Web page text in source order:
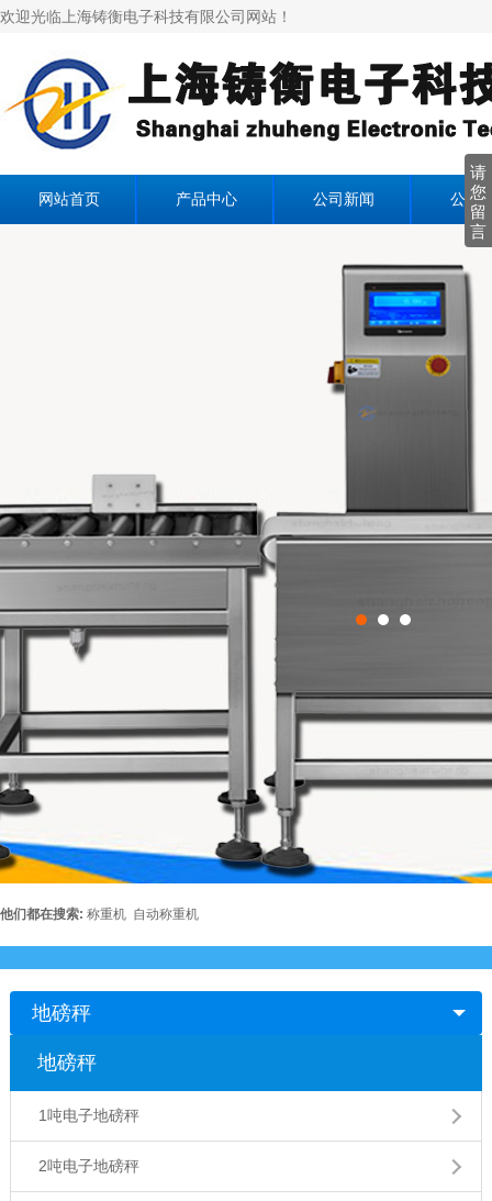
欢迎光临上海铸衡电子科技有限公司网站！
网站首页 产品中心 公司新闻 公司
他们都在搜索: 称重机 自动称重机
地磅秤
地磅秤
1吨电子地磅秤
2吨电子地磅秤
请
您
留
言